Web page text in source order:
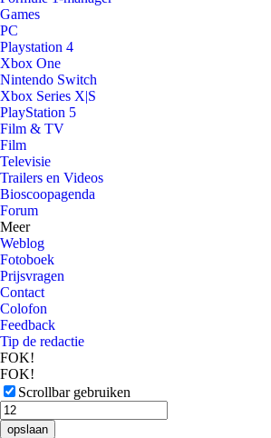
Games
PC
Playstation 4
Xbox One
Nintendo Switch
Xbox Series X|S
PlayStation 5
Film & TV
Film
Televisie
Trailers en Videos
Bioscoopagenda
Forum
Meer
Weblog
Fotoboek
Prijsvragen
Contact
Colofon
Feedback
Tip de redactie
FOK!
FOK!
Scrollbar gebruiken
opslaan